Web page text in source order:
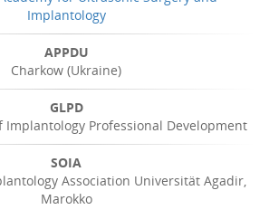
Implantology
APPDU
Charkow (Ukraine)
GLPD
Implantology Professional Development
SOIA
Association Universität Agadir,
Marokko